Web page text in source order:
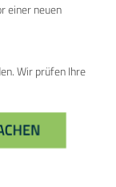
einer neuen
Wir prüfen Ihre